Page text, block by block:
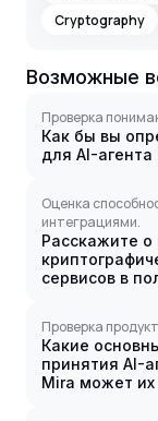
Cryptography
Возможные
Проверка
Как бы вы
для AI-
Оценка
интеграциями.
Расскажите
сервисов в
Проверка
Какие
принятия AI-
Mira может